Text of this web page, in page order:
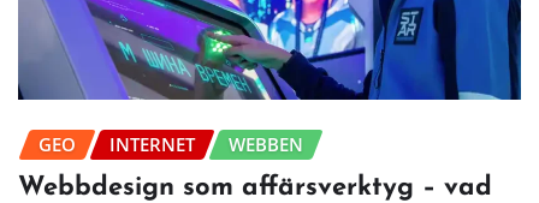
GEO INTERNET WEBBEN
Webbdesign som affärsverktyg – vad